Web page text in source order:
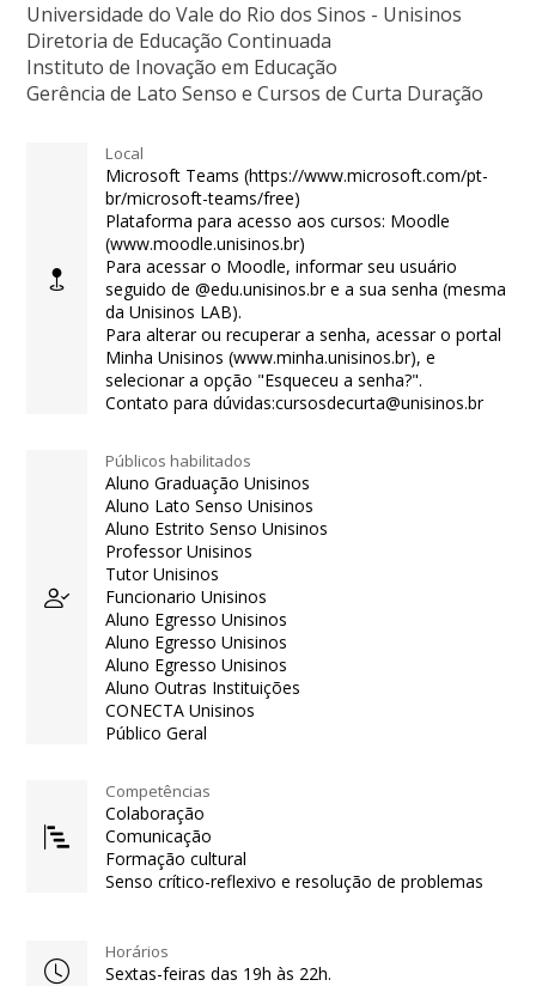
Universidade do Vale do Rio dos Sinos - Unisinos
Diretoria de Educação Continuada
Instituto de Inovação em Educação
Gerência de Lato Senso e Cursos de Curta Duração
Local
Microsoft Teams (https://www.microsoft.com/pt-
br/microsoft-teams/free)
Plataforma para acesso aos cursos: Moodle
(www.moodle.unisinos.br)
Para acessar o Moodle, informar seu usuário
seguido de @edu.unisinos.br e a sua senha (mesma
da Unisinos LAB).
Para alterar ou recuperar a senha, acessar o portal
Minha Unisinos (www.minha.unisinos.br), e
selecionar a opção "Esqueceu a senha?".
Contato para dúvidas:cursosdecurta@unisinos.br
Públicos habilitados
Aluno Graduação Unisinos
Aluno Lato Senso Unisinos
Aluno Estrito Senso Unisinos
Professor Unisinos
Tutor Unisinos
Funcionario Unisinos
Aluno Egresso Unisinos
Aluno Egresso Unisinos
Aluno Egresso Unisinos
Aluno Outras Instituições
CONECTA Unisinos
Público Geral
Competências
Colaboração
Comunicação
Formação cultural
Senso crítico-reflexivo e resolução de problemas
Horários
Sextas-feiras das 19h às 22h.